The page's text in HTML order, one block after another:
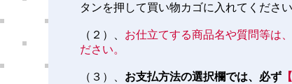
タンを押して買い物カゴに入れてくださ
（２）、 お仕立てする商品名や質問等は
ださい。
（３）、 お支払方法の選択欄では、必ず